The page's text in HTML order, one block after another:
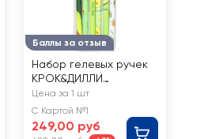
Баллы за отзыв
Набор гелевых ручек
КРОК&ДИЛЛИ
стираемые, синий,
Арт. L522069, 6шт
Цена за 1 шт
С Картой №1
249,00 руб